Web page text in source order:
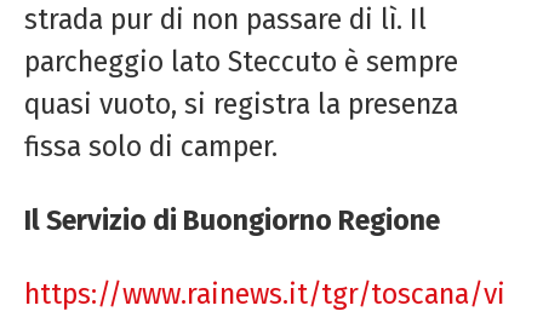
strada pur di non passare di lì. Il
parcheggio lato Steccuto è sempre
quasi vuoto, si registra la presenza
fissa solo di camper.
Il Servizio di Buongiorno Regione
https://www.rainews.it/tgr/toscana/vi